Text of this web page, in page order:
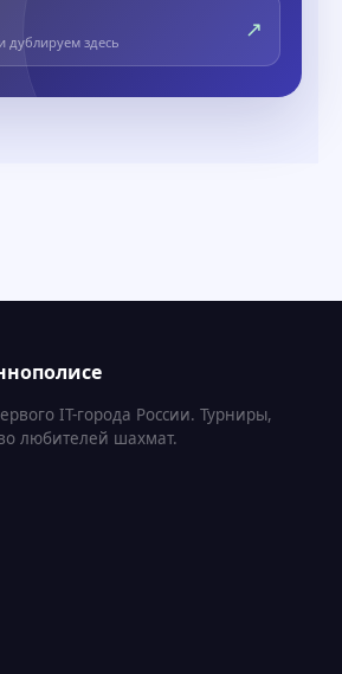
дублируем здесь ↗
IT-города России. Турниры,
любителей шахмат.